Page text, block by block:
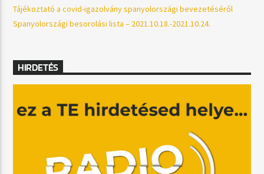
Tájékoztató a covid-igazolvány spanyolországi bevezetéséről
Spanyolországi besorolási lista – 2021.10.18.-2021.10.24.
HIRDETÉS